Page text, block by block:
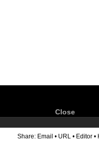
Close
Share: Email • URL • Editor •